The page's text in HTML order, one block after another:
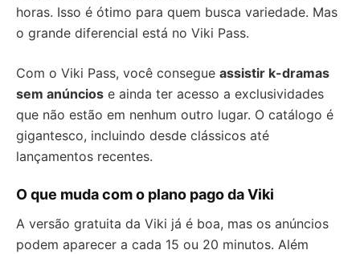
horas. Isso é ótimo para quem busca variedade. Mas
o grande diferencial está no Viki Pass.
Com o Viki Pass, você consegue assistir k-dramas
sem anúncios e ainda ter acesso a exclusividades
que não estão em nenhum outro lugar. O catálogo é
gigantesco, incluindo desde clássicos até
lançamentos recentes.
O que muda com o plano pago da Viki
A versão gratuita da Viki já é boa, mas os anúncios
podem aparecer a cada 15 ou 20 minutos. Além